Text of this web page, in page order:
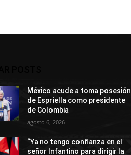
México acude a toma posesión
de Espriella como presidente
de Colombia
agosto 6, 2026
“Ya no tengo confianza en el
señor Infantino para dirigir la